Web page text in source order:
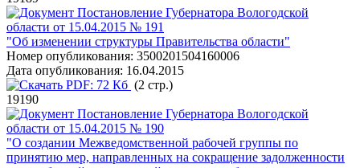
Постановление Губернатора Вологодской
области от 15.04.2015 № 191
"Об изменении структуры Правительства области"
Номер опубликования: 3500201504160006
Дата опубликования: 16.04.2015
PDF: 72 Кб (2 стр.)
19190
Постановление Губернатора Вологодской
области от 15.04.2015 № 190
"О создании Межведомственной рабочей группы по
принятию мер, направленных на сокращение задолженности